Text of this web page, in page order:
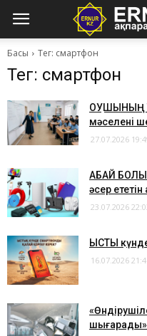
Басы Тег: смартфон
Тег: смартфон
ОҚУШЫНЫҢ
мәселені
27.07.2026
​АБАЙ
әсер
23.07.2026
ЫСТЫҚ
16.07.2026
шығарады»